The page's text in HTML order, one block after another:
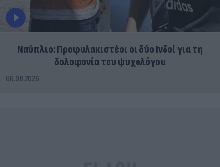
Ναύπλιο: Προφυλακιστέοι οι δύο Ινδοί για τη
δολοφονία του ψυχολόγου
06.08.2026